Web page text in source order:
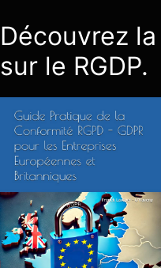
Découvrez
sur le RGDP.